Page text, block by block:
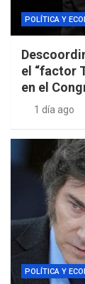
POLÍTICA Y
el “factor
en el
1 día ago
POLÍTICA Y